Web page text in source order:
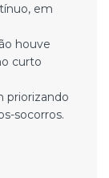
em
houve
curto
priorizando
socorros.